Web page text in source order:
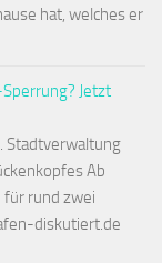
hat, welches er
Jetzt
Stadtverwaltung
Ab
rund zwei
diskutiert.de